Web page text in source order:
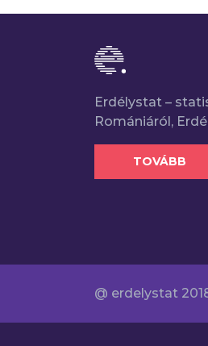
Erdélystat –
Romániáról,
TOVÁBB
@ erdelystat